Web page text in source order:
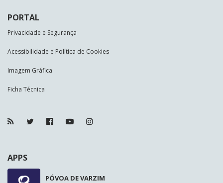
PORTAL
Privacidade e Segurança
Acessibilidade e Política de Cookies
Imagem Gráfica
Ficha Técnica
APPS
PÓVOA DE VARZIM